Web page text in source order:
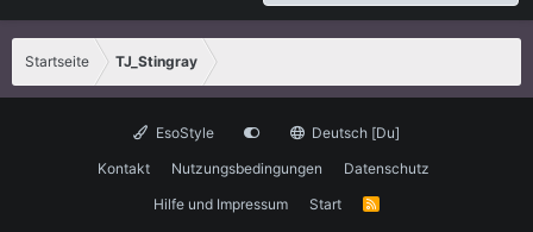
Startseite TJ_Stingray
EsoStyle
Deutsch [Du]
Kontakt
Nutzungsbedingungen
Datenschutz
Hilfe und Impressum
Start
R